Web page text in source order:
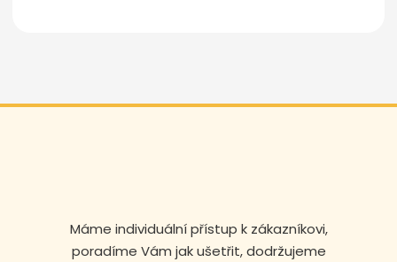
Máme individuální přístup k zákazníkovi,
poradíme Vám jak ušetřit, dodržujeme